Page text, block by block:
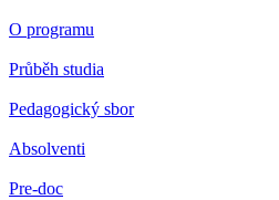
O programu
Průběh studia
Pedagogický sbor
Absolventi
Pre-doc